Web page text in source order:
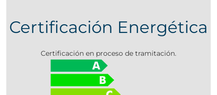
Certificación Energética
Certificación en proceso de tramitación.